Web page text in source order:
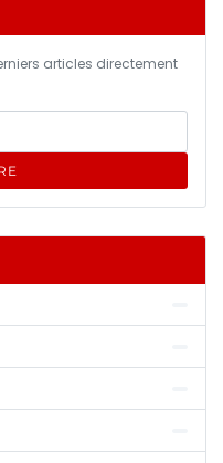
articles directement